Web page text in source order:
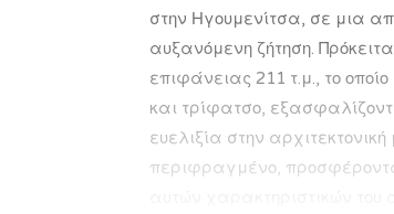
στην Ηγουμενίτσα, σε μια
αυξανόμενη ζήτηση.
επιφάνειας 211 τ.μ., το
και τρίφατσο,
ευελιξία στην
περιφραγμένο,